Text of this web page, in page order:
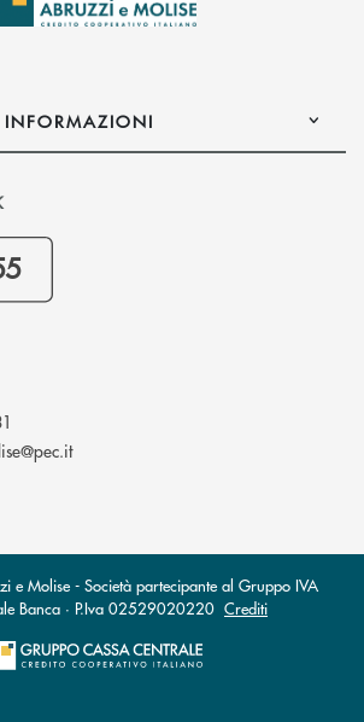
INFORMAZIONI
(si apre l’app di posta elettronica)
e Molise - Società partecipante al Gruppo IVA
Banca · P.Iva 02529020220 Crediti